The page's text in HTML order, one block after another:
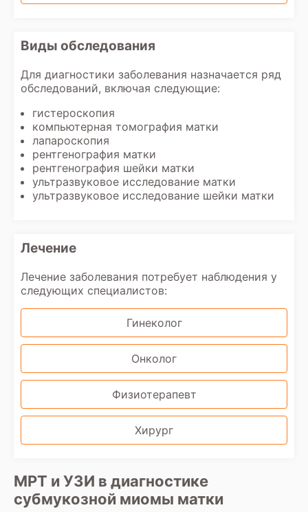
Виды обследования
Для диагностики заболевания назначается ряд
обследований, включая следующие:
гистероскопия
компьютерная томография матки
лапароскопия
рентгенография матки
рентгенография шейки матки
ультразвуковое исследование матки
ультразвуковое исследование шейки матки
Лечение
Лечение заболевания потребует наблюдения у
следующих специалистов:
Гинеколог
Онколог
Физиотерапевт
Хирург
МРТ и УЗИ в диагностике
субмукозной миомы матки